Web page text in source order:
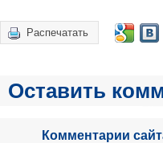
Распечатать
Оставить
Комментарии